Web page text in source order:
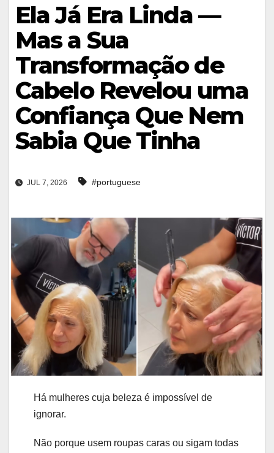
Ela Já Era Linda —
Mas a Sua
Transformação de
Cabelo Revelou uma
Confiança Que Nem
Sabia Que Tinha
JUL 7, 2026 #portuguese
Há mulheres cuja beleza é impossível de
ignorar.
Não porque usem roupas caras ou sigam todas